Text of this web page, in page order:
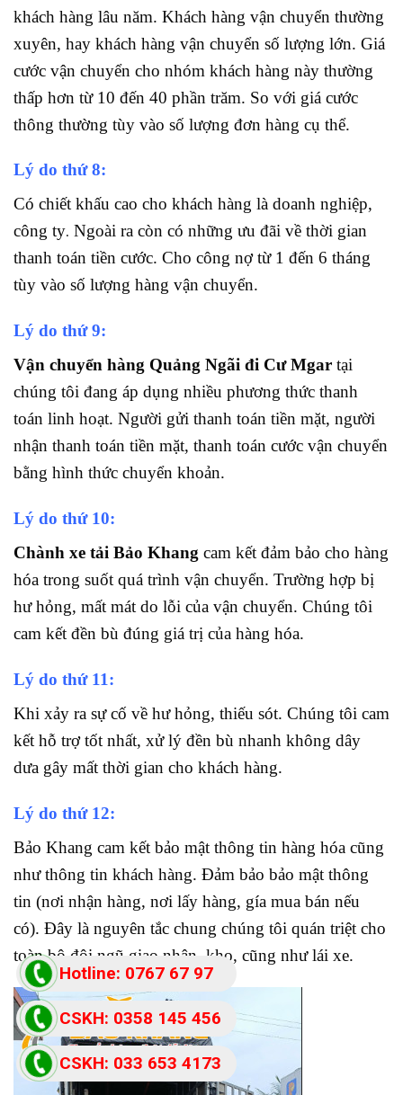
khách hàng lâu năm. Khách hàng vận chuyển thường
xuyên, hay khách hàng vận chuyển số lượng lớn. Giá
cước vận chuyển cho nhóm khách hàng này thường
thấp hơn từ 10 đến 40 phần trăm. So với giá cước
thông thường tùy vào số lượng đơn hàng cụ thể.
Lý do thứ 8:
Có chiết khấu cao cho khách hàng là doanh nghiệp,
công ty. Ngoài ra còn có những ưu đãi về thời gian
thanh toán tiền cước. Cho công nợ từ 1 đến 6 tháng
tùy vào số lượng hàng vận chuyển.
Lý do thứ 9:
Vận chuyển hàng Quảng Ngãi đi Cư Mgar tại
chúng tôi đang áp dụng nhiều phương thức thanh
toán linh hoạt. Người gửi thanh toán tiền mặt, người
nhận thanh toán tiền mặt, thanh toán cước vận chuyển
bằng hình thức chuyển khoản.
Lý do thứ 10:
Chành xe tải Bảo Khang cam kết đảm bảo cho hàng
hóa trong suốt quá trình vận chuyển. Trường hợp bị
hư hỏng, mất mát do lỗi của vận chuyển. Chúng tôi
cam kết đền bù đúng giá trị của hàng hóa.
Lý do thứ 11:
Khi xảy ra sự cố về hư hỏng, thiếu sót. Chúng tôi cam
kết hỗ trợ tốt nhất, xử lý đền bù nhanh không dây
dưa gây mất thời gian cho khách hàng.
Lý do thứ 12:
Bảo Khang cam kết bảo mật thông tin hàng hóa cũng
như thông tin khách hàng. Đảm bảo bảo mật thông
tin (nơi nhận hàng, nơi lấy hàng, gía mua bán nếu
có). Đây là nguyên tắc chung chúng tôi quán triệt cho
toàn bộ đội ngũ giao nhận, kho, cũng như lái xe.
Hotline: 0767 67 97
87
CSKH: 033 653 4173
CSKH: 0358 145 456